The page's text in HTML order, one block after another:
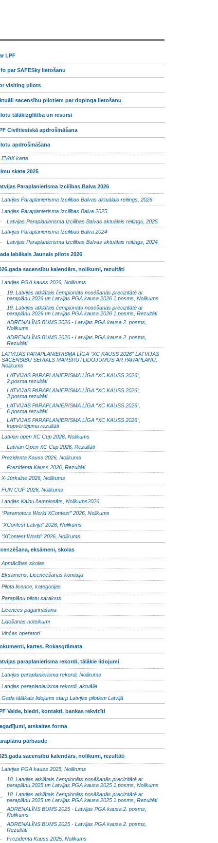
LPF
par SAFESky lietošanu
visiting pilots
sacensību pilotiem par dopinga lietošanu
tālākizglītība un resursi
Civiltiesiskā apdrošināšana
apdrošināšana
EVAK karte
skate 2025
Paraplanierisma Izcilības Balva 2026
Latvijas Paraplanierisma Izcilības Balvas aktuālais reitings, 2026
Latvijas Paraplanierisma Izcilības Balva 2025
Latvijas Paraplanierisma Izcilības Balvas aktuālais reitings, 2025
Latvijas Paraplanierisma Izcilības Balva 2024
Latvijas Paraplanierisma Izcilības Balvas aktuālais reitings, 2024
labākais Jaunais pilots 2026
sacensību kalendārs, nolikumi, rezultāti
Latvijas PGA kauss 2026, Nolikums
19. Latvijas atklātais čempionāts nosēšanās precizitātē ar
paraplānu 2026 un Latvijas PGA kausa 2026 1.posms, Nolikums
19. Latvijas atklātais čempionāts nosēšanās precizitātē ar
paraplānu 2026 un Latvijas PGA kausa 2026 1.posms, Rezultāti
ADRENALĪNS BUMS 2026 - Latvijas PGA kausa 2. posms,
Nolikums
ADRENALĪNS BUMS 2026 - Latvijas PGA kausa 2. posms,
Rezultāti
LATVIJAS PARAPLANIERISMA LĪGA “XC KAUSS 2026” LATVIJAS
SACENSĪBU SERIĀLS MARŠRUTLIDOJUMOS AR PARAPLĀNU,
Nolikums
LATVIJAS PARAPLANIERISMA LĪGA “XC KAUSS 2026”,
2.posma rezultāti
LATVIJAS PARAPLANIERISMA LĪGA “XC KAUSS 2026”,
3.posma rezultāti
LATVIJAS PARAPLANIERISMA LĪGA “XC KAUSS 2026”,
6.posma rezultāti
LATVIJAS PARAPLANIERISMA LĪGA “XC KAUSS 2026”,
kopvērtējuma rezultāti
Latvian open XC Cup 2026, Nolikums
Latvian Open XC Cup 2026, Rezultāti
Prezidenta Kauss 2026, Nolikums
Prezidenta Kauss 2026, Rezultāti
X-Jūrkalne 2026, Nolikums
FUN CUP 2026, Nolikums
Latvijas Kalnu čempionāts, Nolikums2026
“Paramotors World XContest” 2026, Nolikums
“XContest Latvija” 2026, Nolikums
“XContest World” 2026, Nolikums
eksāmeni, skolas
Apmācības skolas
Eksāmens, Licencēšanas komisija
Pilota licence, kategorijas
Paraplānu pilotu saraksts
Licences pagarināšana
Lidošanas noteikumi
Vinčas operatori
kartes, Rokasgrāmata
paraplanierisma rekordi, tālākie lidojumi
Latvijas paraplanierisma rekordi, Nolikums
Latvijas paraplanierisma rekordi, aktuālie
Gada tālākais lidojums starp Latvijas pilotiem Latvijā
Valde, biedri, kontakti, bankas rekvizīti
atskaites forma
pārbaude
sacensību kalendārs, nolikumi, rezultāti
Latvijas PGA kauss 2025, Nolikums
18. Latvijas atklātais čempionāts nosēšanās precizitātē ar
paraplānu 2025 un Latvijas PGA kausa 2025 1.posms, Nolikums
18. Latvijas atklātais čempionāts nosēšanās precizitātē ar
paraplānu 2025 un Latvijas PGA kausa 2025 1.posms, Rezultāti
ADRENALĪNS BUMS 2025 - Latvijas PGA kausa 2. posms,
Nolikums
ADRENALĪNS BUMS 2025 - Latvijas PGA kausa 2. posms,
Rezultāti
Prezidenta Kauss 2025, Nolikums